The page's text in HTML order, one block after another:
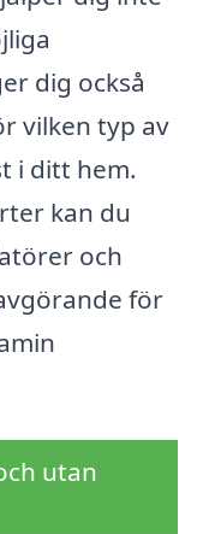
dig också
vilken typ av
i ditt hem.
kan du
och
för
utan